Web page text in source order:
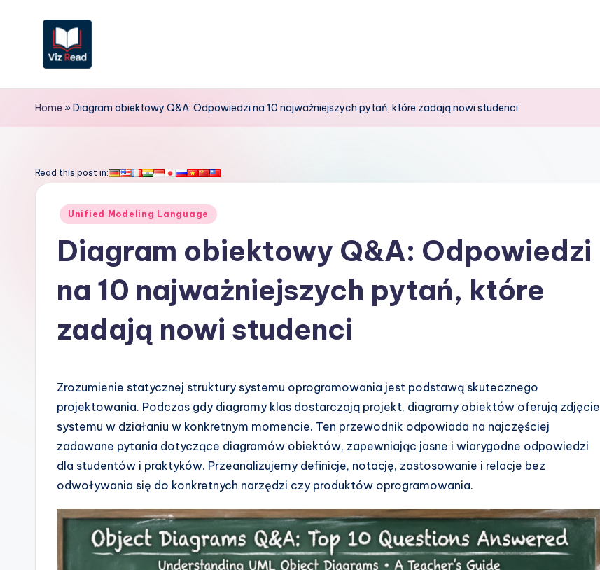
V
iz
e
A
ft
Home »Diagram obiektowy Q&A: Odpowiedzi na 10 najważniejszych pytań, które zadają nowi studenci
Read this post in:
Posted
Unified Modeling Language
Diagram obiektowy Q&A: Odpowiedzi
na 10 najważniejszych pytań, które
zadają nowi studenci
Zrozumienie statycznej struktury systemu oprogramowania jest podstawą skutecznego
projektowania. Podczas gdy diagramy klas dostarczają projekt, diagramy obiektów oferują zdjęcie
systemu w działaniu w konkretnym momencie. Ten przewodnik odpowiada na najczęściej
zadawane pytania dotyczące diagramów obiektów, zapewniając jasne i wiarygodne odpowiedzi
dla studentów i praktyków. Przeanalizujemy definicje, notację, zastosowanie i relacje bez
odwoływania się do konkretnych narzędzi czy produktów oprogramowania.